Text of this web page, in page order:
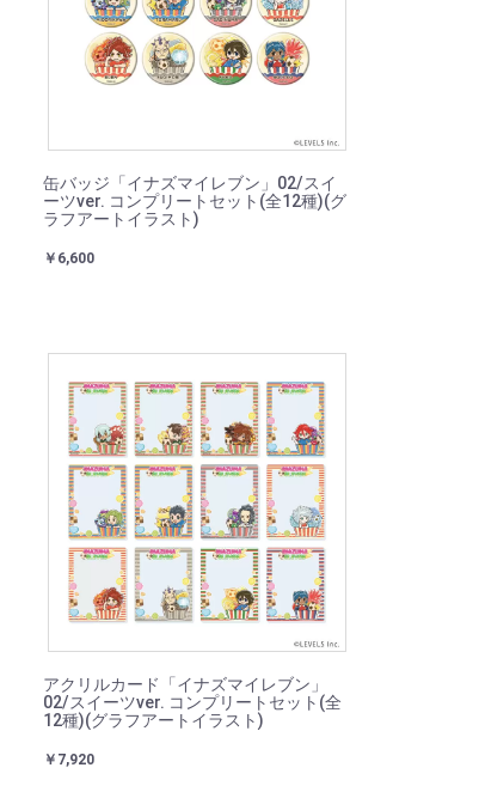
缶バッジ「イナズマイレブン」02/スイ
ーツver. コンプリートセット(全12種)(グ
ラフアートイラスト)
￥6,600
アクリルカード「イナズマイレブン」
02/スイーツver. コンプリートセット(全
12種)(グラフアートイラスト)
￥7,920